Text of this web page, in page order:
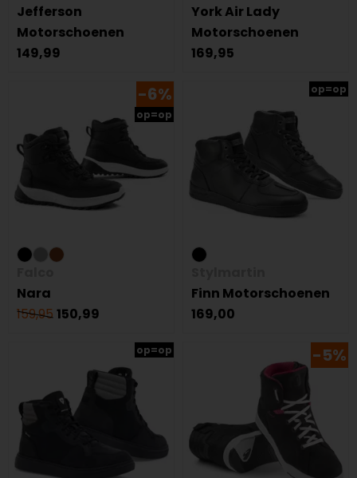
Jefferson
Motorschoenen
149,99
York Air Lady
Motorschoenen
169,95
-6%
op=op
Nara
159,95 150,99
op=op
Finn Motorschoenen
169,00
op=op -5%